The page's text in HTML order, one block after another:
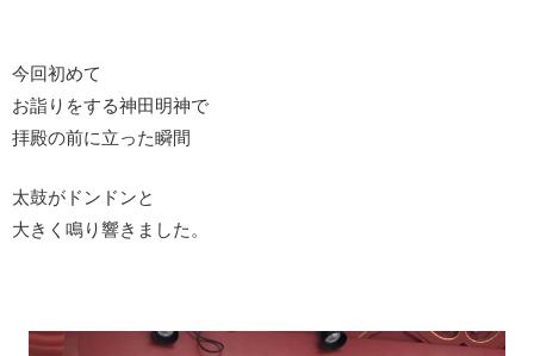
今回初めて
お詣りをする神田明神で
拝殿の前に立った瞬間
太鼓がドンドンと
大きく鳴り響きました。